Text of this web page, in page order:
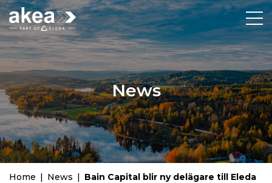
News
Home | News | Bain Capital blir ny delägare till Eleda